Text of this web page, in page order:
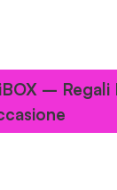
– Regali